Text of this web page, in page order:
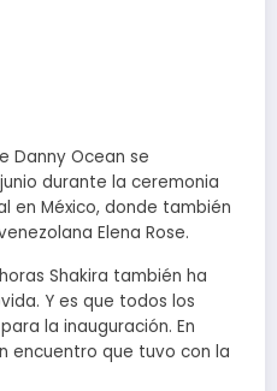
Danny Ocean se
durante la ceremonia
en México, donde también
Elena Rose.
Shakira también ha
Y es que todos los
la inauguración. En
encuentro que tuvo con la